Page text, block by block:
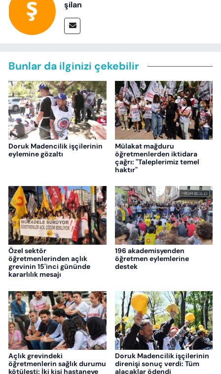
şilan
Bunlar da ilginizi çekebilir
Doruk Madencilik işçilerinin
eylemine gözaltı
Mülakat mağduru
öğretmenlerden iktidara
çağrı: "Taleplerimiz temel
haktır"
Özel sektör
öğretmenlerinden açlık
grevinin 15'inci gününde
kararlılık mesajı
196 akademisyenden
öğretmen eylemlerine
destek
Açlık grevindeki
öğretmenlerin sağlık durumu
kötüleşti: İki kişi hastaneye
Doruk Madencilik işçilerinin
direnişi sonuç verdi: Tüm
alacaklar ödendi